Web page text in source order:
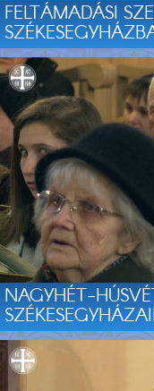
FELTÁMADÁSI
NAGYHÉT-